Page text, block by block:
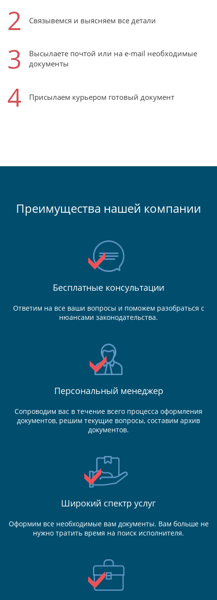
2 Связывемся и выясняем все детали
3
Высылаете почтой или на e-mail необходимые
документы
4 Присылаем курьером готовый документ
Преимущества нашей компании
Бесплатные консультации
Ответим на все ваши вопросы и поможем разобраться с
нюансами законодательства.
Персональный менеджер
Сопроводим вас в течение всего процесса оформления
документов, решим текущие вопросы, составим архив
документов.
Широкий спектр услуг
Оформим все необходимые вам документы. Вам больше не
нужно тратить время на поиск исполнителя.